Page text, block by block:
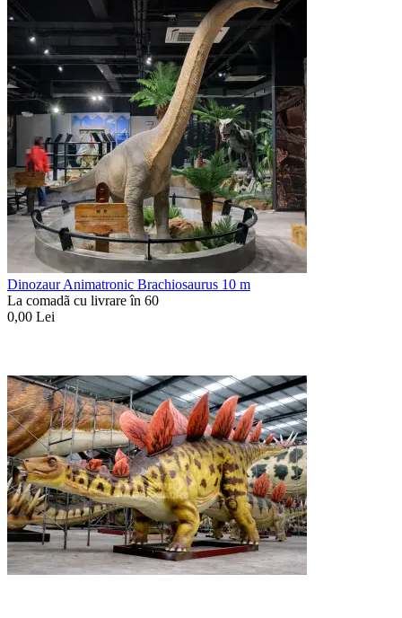
Dinozaur Animatronic Brachiosaurus 10 m
La comadã cu livrare în 60
0,00 Lei